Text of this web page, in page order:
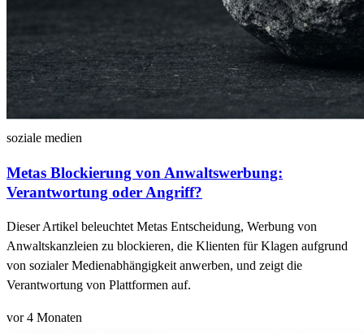
soziale medien
Metas Blockierung von Anwaltswerbung:
Verantwortung oder Angriff?
Dieser Artikel beleuchtet Metas Entscheidung, Werbung von
Anwaltskanzleien zu blockieren, die Klienten für Klagen aufgrund
von sozialer Medienabhängigkeit anwerben, und zeigt die
Verantwortung von Plattformen auf.
vor 4 Monaten